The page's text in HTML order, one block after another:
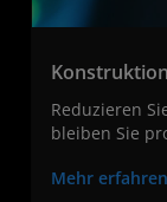
Reduzieren
bleiben Sie
Mehr erfahren